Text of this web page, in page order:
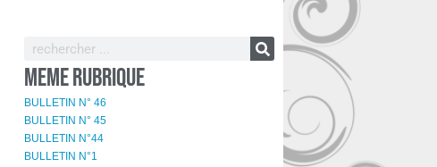
MEME RUBRIQUE
BULLETIN N° 46
BULLETIN N° 45
BULLETIN N°44
BULLETIN N°1